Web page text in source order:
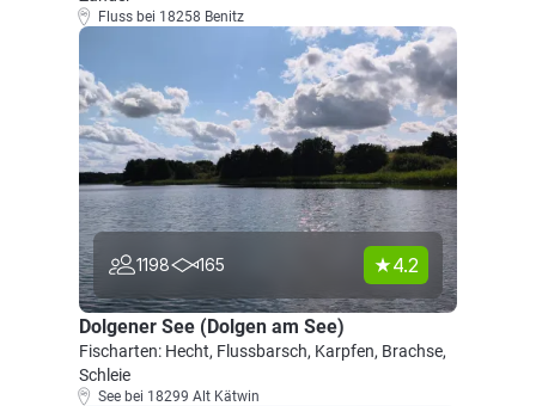
Fluss bei 18258 Benitz
1198 165 4.2
Dolgener See (Dolgen am See)
Fischarten: Hecht, Flussbarsch, Karpfen, Brachse,
Schleie
See bei 18299 Alt Kätwin